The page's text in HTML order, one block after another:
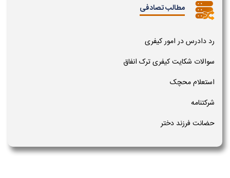
مطالب تصادفی
رد دادرس در امور کیفری
سوالات شکایت کیفری ترک انفاق
استعلام محچک
شرکتنامه
حضانت فرزند دختر